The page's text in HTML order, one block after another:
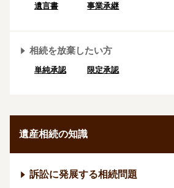
遺言書 事業承継
相続を放棄したい方
単純承認 限定承認
遺産相続の知識
訴訟に発展する相続問題